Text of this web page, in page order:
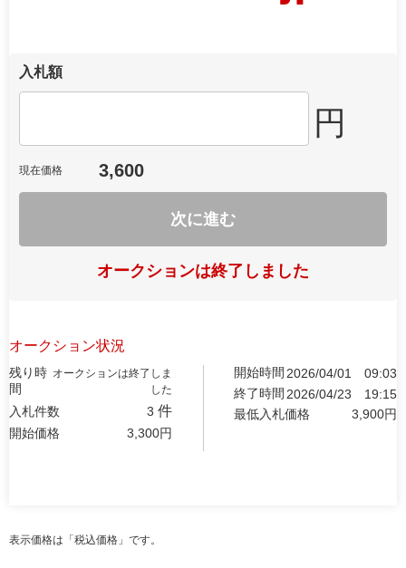
入札額
円
現在価格 3,600
次に進む
オークションは終了しました
オークション状況
残り時
間
オークションは終了しま
した
入札件数 3 件
開始価格 3,300円
開始時間 2026/04/01
09:03
終了時間 2026/04/23
19:15
最低入札価格
3,900円
表示価格は「税込価格」です。